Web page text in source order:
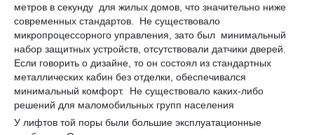
метров в секунду для жилых домов, что значительно ниже
современных стандартов. Не существовало
микропроцессорного управления, зато был минимальный
набор защитных устройств, отсутствовали датчики дверей.
Если говорить о дизайне, то он состоял из стандартных
металлических кабин без отделки, обеспечивался
минимальный комфорт. Не существовало каких-либо
решений для маломобильных групп населения
У лифтов той поры были большие эксплуатационные